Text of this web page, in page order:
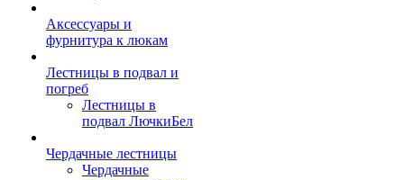
Аксессуары и
фурнитура к люкам
Лестницы в подвал и
погреб
Лестницы в
подвал ЛючкиБел
Чердачные лестницы
Чердачные